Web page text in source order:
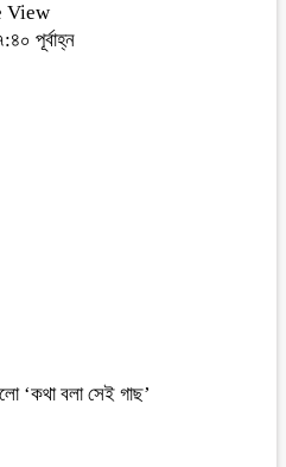
View
পূর্বাহ্ন
‘কথা বলা সেই গাছ’